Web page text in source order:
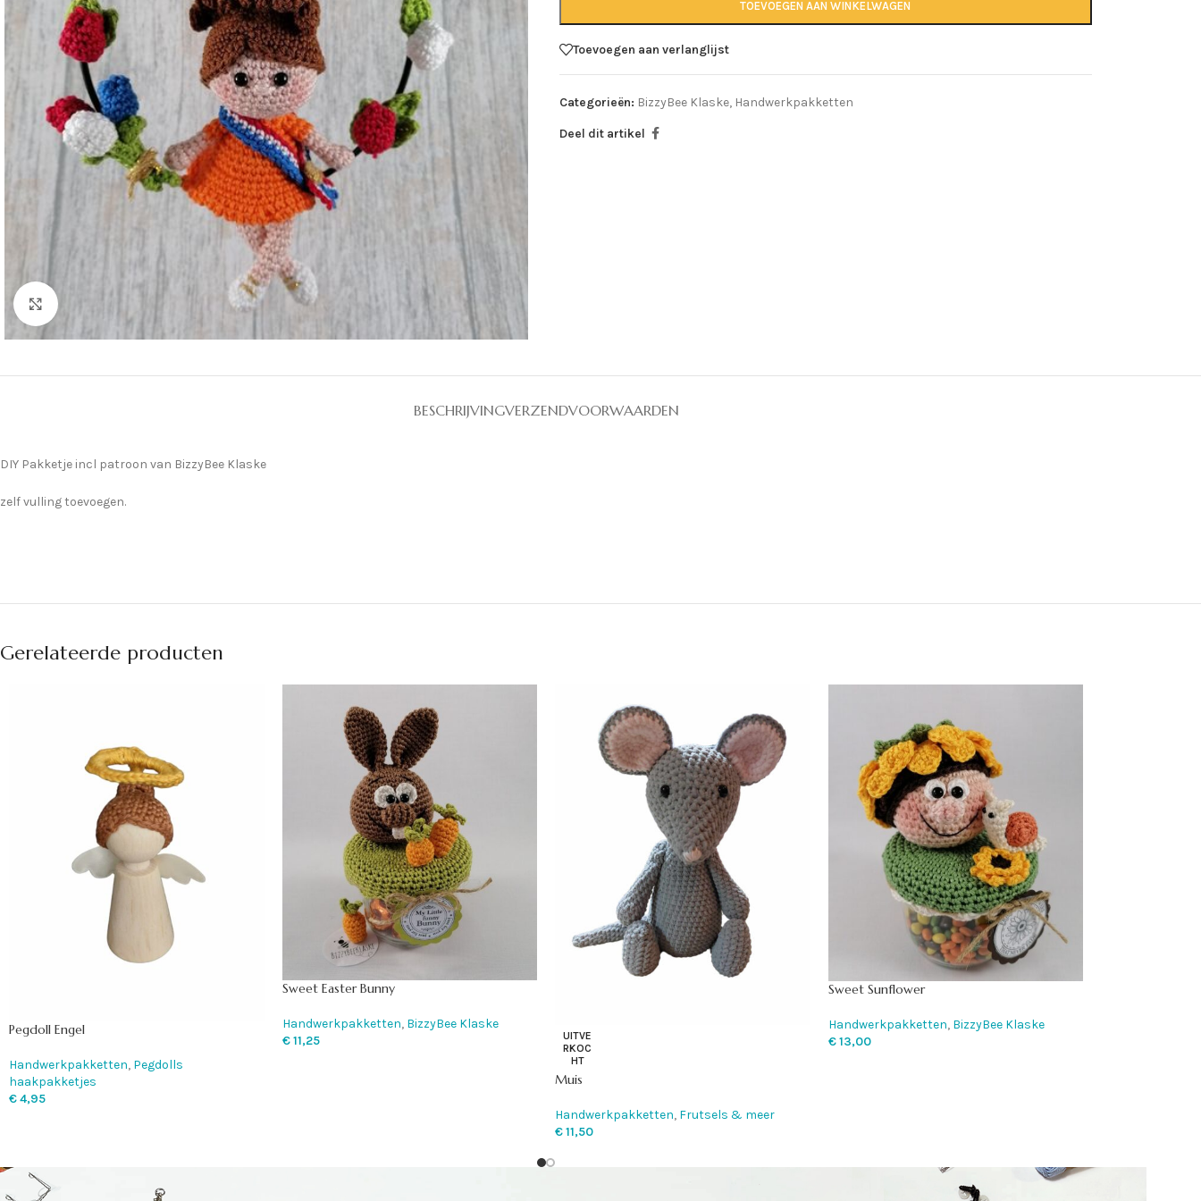
TOEVOEGEN AAN WINKELWAGEN
Toevoegen aan verlanglijst
Categorieën: BizzyBee Klaske, Handwerkpakketten
Deel dit artikel
BESCHRIJVINGVERZENDVOORWAARDEN
DIY Pakketje incl patroon van BizzyBee Klaske
zelf vulling toevoegen.
Gerelateerde producten
Pegdoll Engel
Handwerkpakketten, Pegdolls
haakpakketjes
€4,95
Sweet Easter Bunny
Handwerkpakketten, BizzyBee Klaske
€11,25
UITVE
RKOC
HT
Muis
Handwerkpakketten, Frutsels & meer
€11,50
Sweet Sunflower
Handwerkpakketten, BizzyBee Klaske
€13,00